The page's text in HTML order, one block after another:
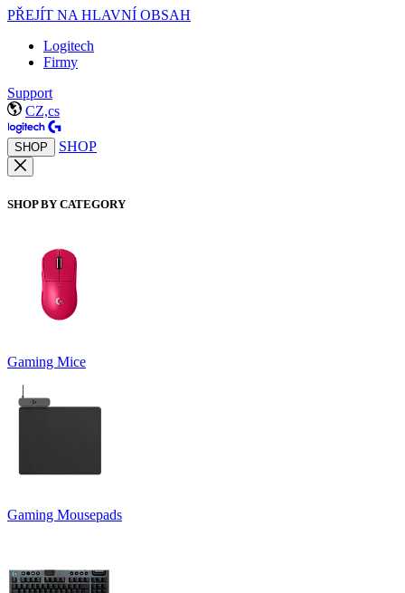
PŘEJÍT NA HLAVNÍ OBSAH
Logitech
Firmy
Support
CZ,cs
SHOP SHOP
SHOP BY CATEGORY
Gaming Mice
Gaming Mousepads